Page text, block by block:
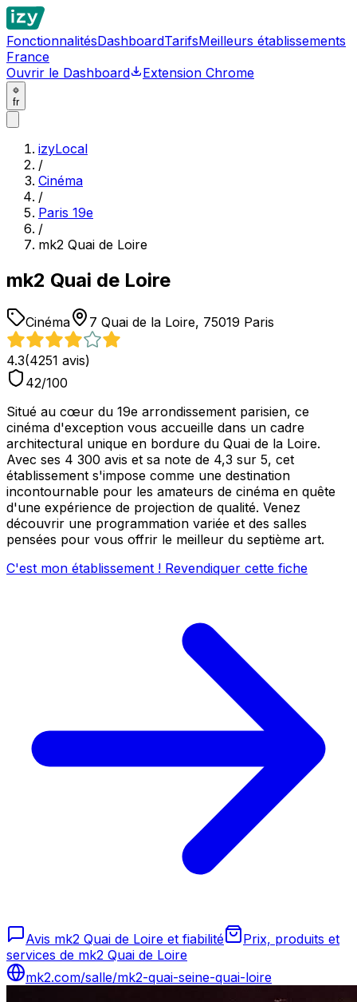
FonctionnalitésDashboardTarifsMeilleurs établissements
France
Ouvrir le Dashboard
Extension Chrome
fr
izyLocal
/
Cinéma
/
Paris 19e
/
mk2 Quai de Loire
mk2 Quai de Loire
Cinéma 7 Quai de la Loire, 75019 Paris
4.3(4251 avis)
42/100
Situé au cœur du 19e arrondissement parisien, ce
cinéma d'exception vous accueille dans un cadre
architectural unique en bordure du Quai de la Loire.
Avec ses 4 300 avis et sa note de 4,3 sur 5, cet
établissement s'impose comme une destination
incontournable pour les amateurs de cinéma en quête
d'une expérience de projection de qualité. Venez
découvrir une programmation variée et des salles
pensées pour vous offrir le meilleur du septième art.
C'est mon établissement ! Revendiquer cette fiche
Avis mk2 Quai de Loire et fiabilité
Prix, produits et
services de mk2 Quai de Loire
mk2.com/salle/mk2-quai-seine-quai-loire